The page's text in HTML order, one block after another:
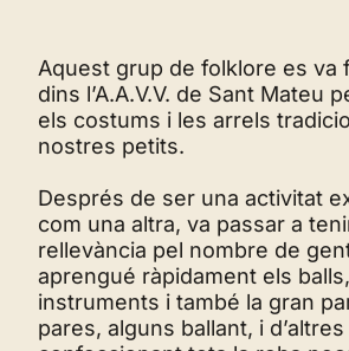
Aquest grup de folklore es va
dins l’A.A.V.V. de Sant Mateu
els costums i les arrels
nostres petits.
Després de ser una activitat
com una altra, va passar a
rellevància pel nombre de
aprengué ràpidament els
instruments i també la gran
pares, alguns ballant, i d’altres